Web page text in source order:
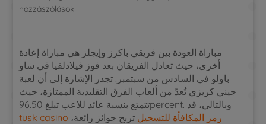
hozzászólások
مباراة العودة بين فريقي باكرز وإيجلز هي مباراة إعادة
أخرى، حيث تعادل الفريقان بعد فوز فيلادلفيا في ساو
باولو في السادس من سبتمبر. تجدر الإشارة إلى أن لعبة
جيني كريزي تُعدّ من ألعاب الفرق التقليدية الممتازة، حيث
تتمتع بنسبة عائد للاعب تبلغ 96.50percent. وبالتالي، قد
tusk casino رمز المكافأة للتسجيل تربح جوائز رائعة،